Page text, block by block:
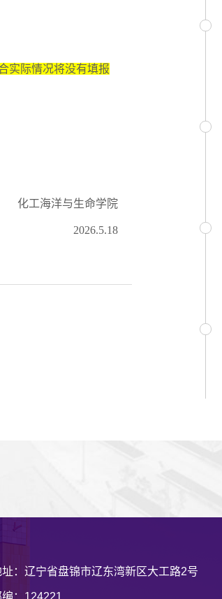
实际情况将没有填报
化工海洋与生命学院
2026.5.18
址：辽宁省盘锦市辽东湾新区大工路2号
编：124221